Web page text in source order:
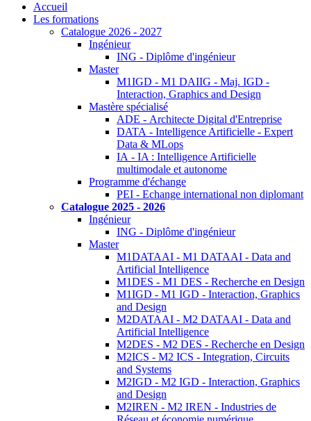
Accueil
Les formations
Catalogue 2026 - 2027
Ingénieur
ING - Diplôme d'ingénieur
Master
M1IGD - M1 DAIIG - Maj. IGD -
Interaction, Graphics and Design
Mastère spécialisé
ADE - Architecte Digital d'Entreprise
DATA - Intelligence Artificielle - Expert
Data & MLops
IA - IA : Intelligence Artificielle
multimodale et autonome
Programme d'échange
PEI - Echange international non diplomant
Catalogue 2025 - 2026
Ingénieur
ING - Diplôme d'ingénieur
Master
M1DATAAI - M1 DATAAI - Data and
Artificial Intelligence
M1DES - M1 DES - Recherche en Design
M1IGD - M1 IGD - Interaction, Graphics
and Design
M2DATAAI - M2 DATAAI - Data and
Artificial Intelligence
M2DES - M2 DES - Recherche en Design
M2ICS - M2 ICS - Integration, Circuits
and Systems
M2IGD - M2 IGD - Interaction, Graphics
and Design
M2IREN - M2 IREN - Industries de